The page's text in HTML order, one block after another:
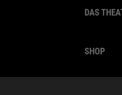
DAS
SHOP